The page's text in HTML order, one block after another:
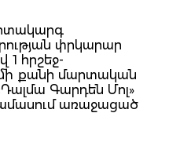
փրկարար
1 հրշեջ-
քանի մարտական
Գարդեն Մոլ»
առաջացած